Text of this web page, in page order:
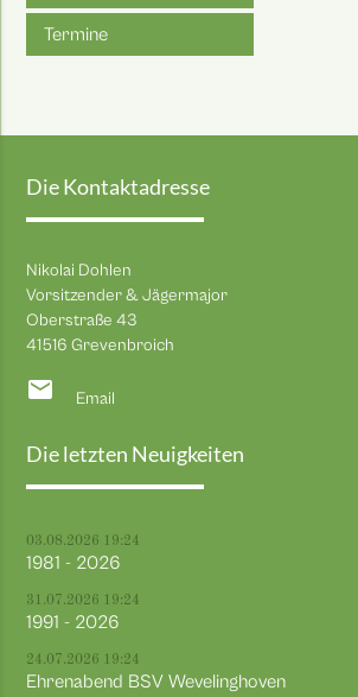
Termine
Die Kontaktadresse
Nikolai Dohlen
Vorsitzender & Jägermajor
Oberstraße 43
41516 Grevenbroich
email Email
Die letzten Neuigkeiten
03.08.2026 19:24
1981 - 2026
31.07.2026 19:24
1991 - 2026
24.07.2026 19:24
Ehrenabend BSV Wevelinghoven